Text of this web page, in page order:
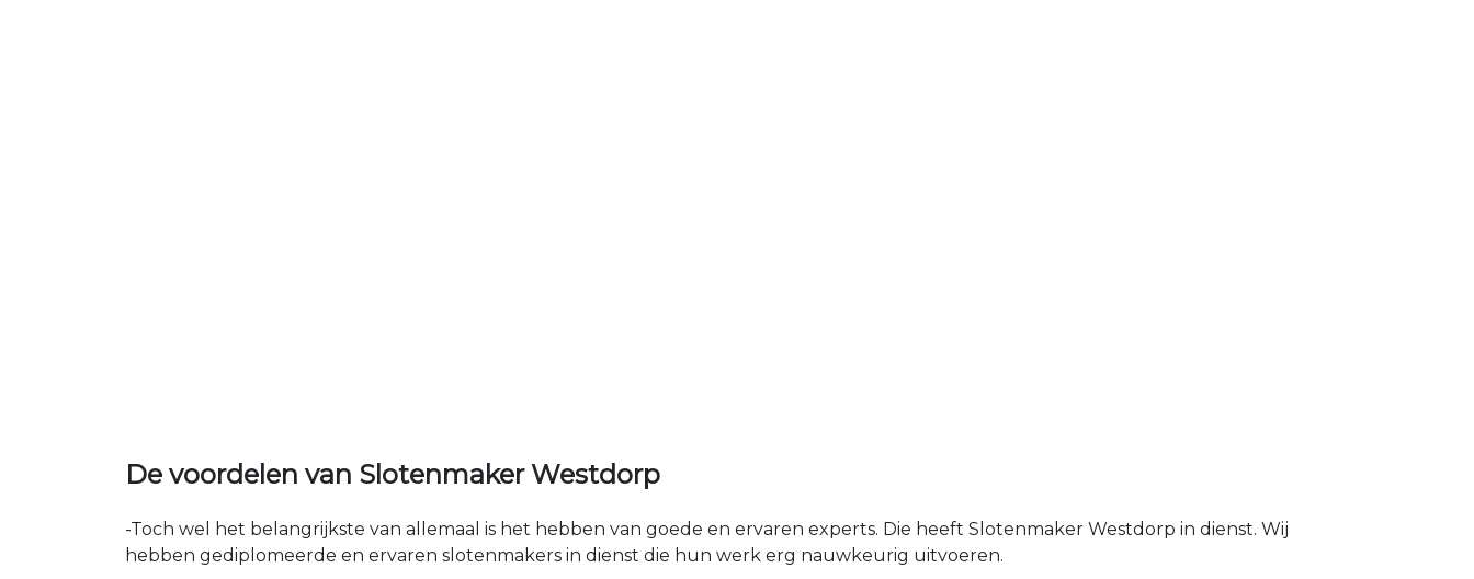
De voordelen van Slotenmaker Westdorp
-Toch wel het belangrijkste van allemaal is het hebben van goede en ervaren experts. Die heeft Slotenmaker Westdorp in dienst. Wij
hebben gediplomeerde en ervaren slotenmakers in dienst die hun werk erg nauwkeurig uitvoeren.